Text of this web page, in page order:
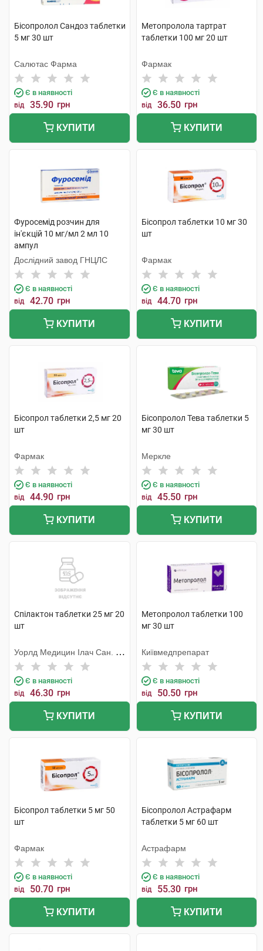
Бісопролол Сандоз таблетки
5 мг 30 шт
Салютас Фарма
Є в наявності
від 35.90 грн
КУПИТИ
Метопролола тартрат
таблетки 100 мг 20 шт
Фармак
Є в наявності
від 36.50 грн
КУПИТИ
Фуросемід розчин для
ін'єкцій 10 мг/мл 2 мл 10
ампул
Дослідний завод ГНЦЛС
Є в наявності
від 42.70 грн
КУПИТИ
Бісопрол таблетки 10 мг 30
шт
Фармак
Є в наявності
від 44.70 грн
КУПИТИ
Бісопрол таблетки 2,5 мг 20
шт
Фармак
Є в наявності
від 44.90 грн
КУПИТИ
Бісопролол Тева таблетки 5
мг 30 шт
Меркле
Є в наявності
від 45.50 грн
КУПИТИ
Спілактон таблетки 25 мг 20
шт
Уорлд Медицин Ілач Сан. Ве
Тідж
Є в наявності
від 46.30 грн
КУПИТИ
Метопролол таблетки 100
мг 30 шт
Київмедпрепарат
Є в наявності
від 50.50 грн
КУПИТИ
Бісопрол таблетки 5 мг 50
шт
Фармак
Є в наявності
від 50.70 грн
КУПИТИ
Бісопролол Астрафарм
таблетки 5 мг 60 шт
Астрафарм
Є в наявності
від 55.30 грн
КУПИТИ